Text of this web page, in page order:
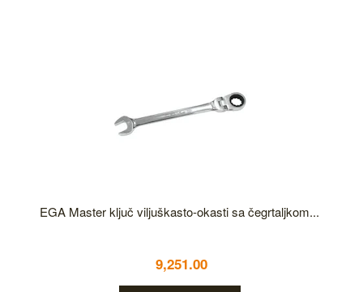
EGA Master ključ viljuškasto-okasti sa čegrtaljkom...
9,251.00